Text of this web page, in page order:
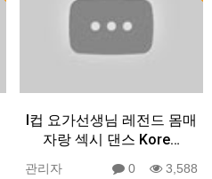
I컵 요가선생님 레전드 몸매
자랑 섹시 댄스 Kore…
관리자 0 3,588